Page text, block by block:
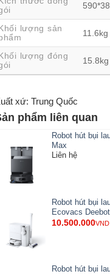
lượng sản
11.6kg
lượng đóng
15.8kg
xứ: Trung Quốc
phẩm liên quan
Robot hút bụi
Max
Liên hệ
Robot hút bụi
Ecovacs
10.500.000VND
Robot hút bụi